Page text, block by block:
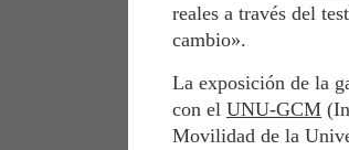
reales a través del
cambio».
La exposición de la
con el UNU-GCM
Movilidad de la